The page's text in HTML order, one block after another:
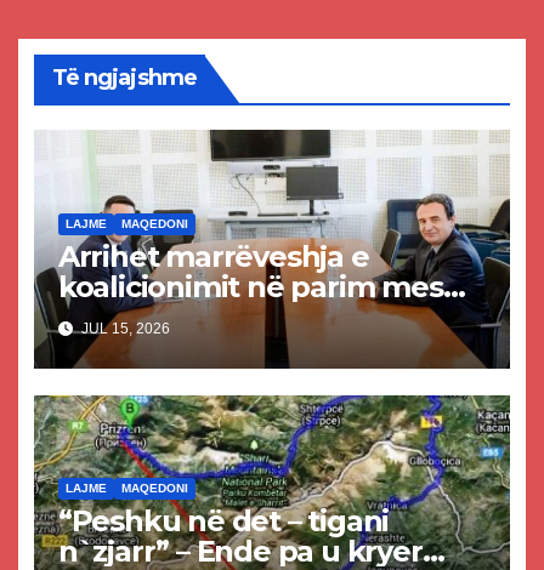
Të ngjajshme
LAJME MAQEDONI
Arrihet marrëveshja e
koalicionimit në parim mes
Kurtit dhe Abdixhikut
JUL 15, 2026
LAJME MAQEDONI
“Peshku në det – tigani
n`zjarr” – Ende pa u kryer